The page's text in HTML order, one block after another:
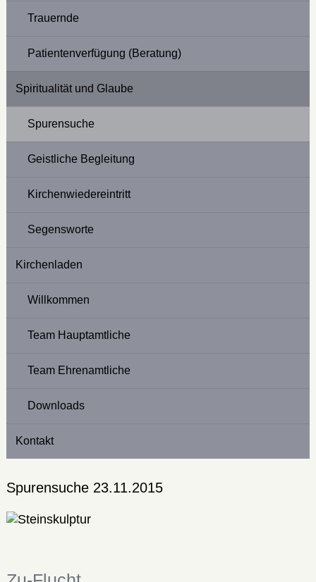
Trauernde
Patientenverfügung (Beratung)
Spiritualität und Glaube
Spurensuche
Geistliche Begleitung
Kirchenwiedereintritt
Segensworte
Kirchenladen
Willkommen
Team Hauptamtliche
Team Ehrenamtliche
Downloads
Kontakt
Spurensuche 23.11.2015